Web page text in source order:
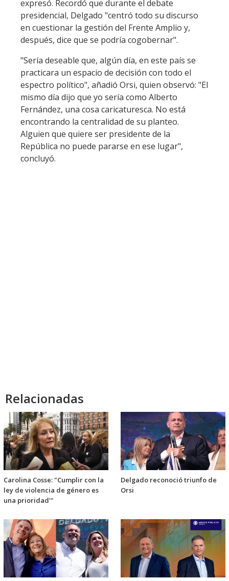
expresó. Recordó que durante el debate
presidencial, Delgado "centró todo su discurso
en cuestionar la gestión del Frente Amplio y,
después, dice que se podría cogobernar".
"Sería deseable que, algún día, en este país se
practicara un espacio de decisión con todo el
espectro político", añadió Orsi, quien observó: "El
mismo día dijo que yo sería como Alberto
Fernández, una cosa caricaturesca. No está
encontrando la centralidad de su planteo.
Alguien que quiere ser presidente de la
República no puede pararse en ese lugar",
concluyó.
Relacionadas
Carolina Cosse: "Cumplir con la
ley de violencia de género es
una prioridad'"
Delgado reconoció triunfo de
Orsi